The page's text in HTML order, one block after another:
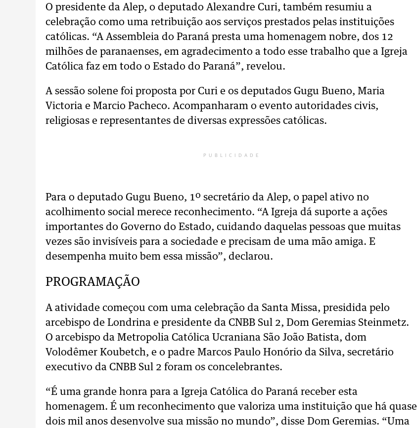
O presidente da Alep, o deputado Alexandre Curi, também resumiu a
celebração como uma retribuição aos serviços prestados pelas instituições
católicas. “A Assembleia do Paraná presta uma homenagem nobre, dos 12
milhões de paranaenses, em agradecimento a todo esse trabalho que a Igreja
Católica faz em todo o Estado do Paraná”, revelou.
A sessão solene foi proposta por Curi e os deputados Gugu Bueno, Maria
Victoria e Marcio Pacheco. Acompanharam o evento autoridades civis,
religiosas e representantes de diversas expressões católicas.
PUBLICIDADE
Para o deputado Gugu Bueno, 1º secretário da Alep, o papel ativo no
acolhimento social merece reconhecimento. “A Igreja dá suporte a ações
importantes do Governo do Estado, cuidando daquelas pessoas que muitas
vezes são invisíveis para a sociedade e precisam de uma mão amiga. E
desempenha muito bem essa missão”, declarou.
PROGRAMAÇÃO
A atividade começou com uma celebração da Santa Missa, presidida pelo
arcebispo de Londrina e presidente da CNBB Sul 2, Dom Geremias Steinmetz.
O arcebispo da Metropolia Católica Ucraniana São João Batista, dom
Volodêmer Koubetch, e o padre Marcos Paulo Honório da Silva, secretário
executivo da CNBB Sul 2 foram os concelebrantes.
“É uma grande honra para a Igreja Católica do Paraná receber esta
homenagem. É um reconhecimento que valoriza uma instituição que há quase
dois mil anos desenvolve sua missão no mundo”, disse Dom Geremias. “Uma